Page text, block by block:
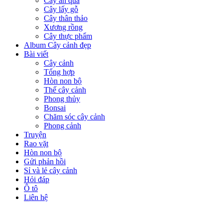
Cây lấy gỗ
Cây thân thảo
Xương rồng
Cây thực phẩm
Album Cây cảnh đẹp
Bài viết
Cây cảnh
Tổng hợp
Hòn non bộ
Thế cây cảnh
Phong thủy
Bonsai
Chăm sóc cây cảnh
Phong cảnh
Truyện
Rao vặt
Hòn non bộ
Gửi phản hồi
Sỉ và lẻ cây cảnh
Hỏi đáp
Ô tô
Liên hệ